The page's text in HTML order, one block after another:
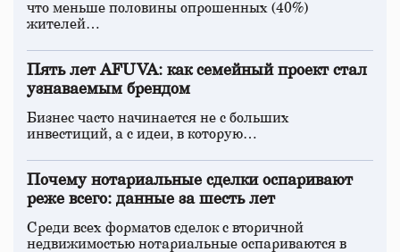
что меньше половины опрошенных (40%)
жителей…
Пять лет AFUVA: как семейный проект стал
узнаваемым брендом
Бизнес часто начинается не с больших
инвестиций, а с идеи, в которую…
Почему нотариальные сделки оспаривают
реже всего: данные за шесть лет
Среди всех форматов сделок с вторичной
недвижимостью нотариальные оспариваются в